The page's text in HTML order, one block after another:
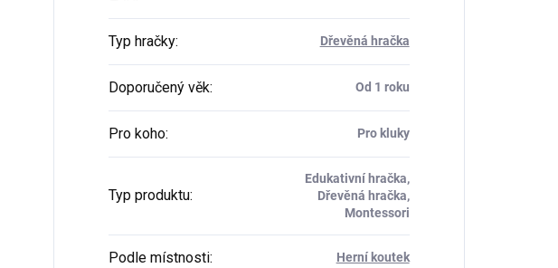
Typ hračky: Dřevěná hračka
Doporučený věk: Od 1 roku
Pro koho: Pro kluky
Typ produktu:
Edukativní hračka,
Dřevěná hračka,
Montessori
Podle místnosti: Herní koutek